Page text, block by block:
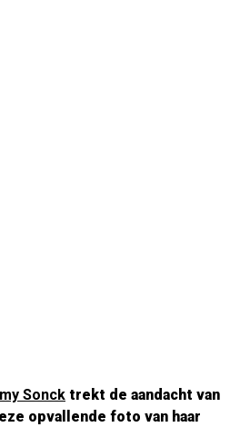
Sonck trekt de aandacht van
opvallende foto van haar